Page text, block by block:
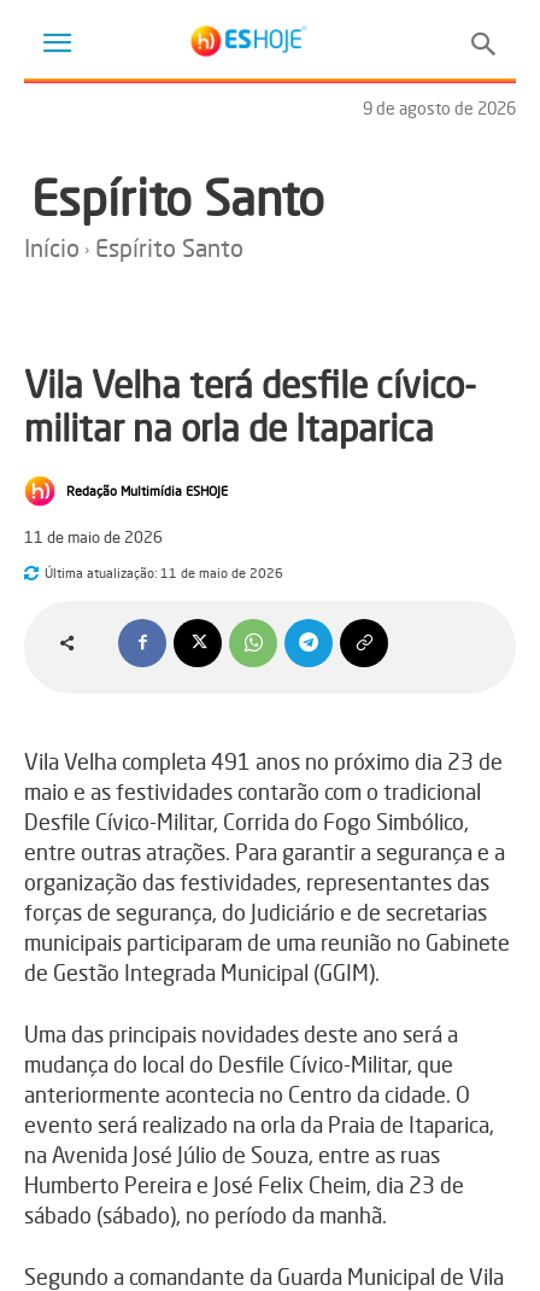
9 de agosto de 2026
Espírito Santo
Início Espírito Santo
Vila Velha terá desfile cívico-
militar na orla de Itaparica
Redação Multimídia ESHOJE
11 de maio de 2026
Última atualização: 11 de maio de 2026
Vila Velha completa 491 anos no próximo dia 23 de
maio e as festividades contarão com o tradicional
Desfile Cívico-Militar, Corrida do Fogo Simbólico,
entre outras atrações. Para garantir a segurança e a
organização das festividades, representantes das
forças de segurança, do Judiciário e de secretarias
municipais participaram de uma reunião no Gabinete
de Gestão Integrada Municipal (GGIM).
Uma das principais novidades deste ano será a
mudança do local do Desfile Cívico-Militar, que
anteriormente acontecia no Centro da cidade. O
evento será realizado na orla da Praia de Itaparica,
na Avenida José Júlio de Souza, entre as ruas
Humberto Pereira e José Felix Cheim, dia 23 de
sábado (sábado), no período da manhã.
Segundo a comandante da Guarda Municipal de Vila